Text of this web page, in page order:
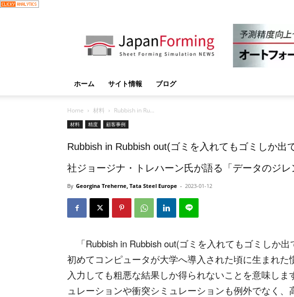
ホーム サイト情報 ブログ
Home 材料 Rubbish in Ru...
材料 精度 顧客事例
Rubbish in Rubbish out(ゴミを入れてもゴミしか出
社ジョージナ・トレハーン氏が語る「データのジ
By Georgina Treherne, Tata Steel Europe - 2023-01-12
「Rubbish in Rubbish out(ゴミを入れてもゴミしか
初めてコンピュータが大学へ導入された頃に生まれた
入力しても粗悪な結果しか得られないことを意味しま
ュレーションや衝突シミュレーションも例外でなく